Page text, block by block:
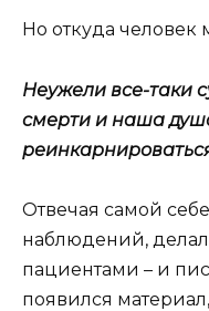
Но откуда человек
Неужели все-таки
смерти и наша
Отвечая самой
наблюдений,
пациентами – и
появился